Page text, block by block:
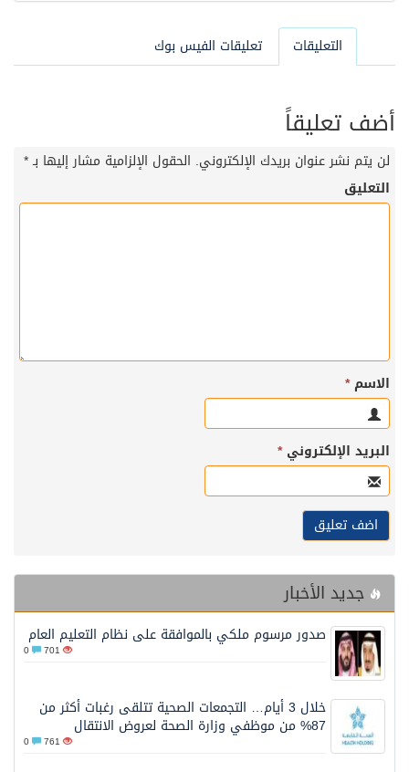
التعليقات تعليقات الفيس بوك
أضف تعليقاً
لن يتم نشر عنوان بريدك الإلكتروني. الحقول الإلزامية مشار إليها بـ*
التعليق
الاسم*
البريد الإلكتروني*
جديد الأخبار
صدور مرسوم ملكي بالموافقة على نظام التعليم العام
701
خلال 3 أيام… التجمعات الصحية تتلقى رغبات أكثر من
87% من موظفي وزارة الصحة لعروض الانتقال
761